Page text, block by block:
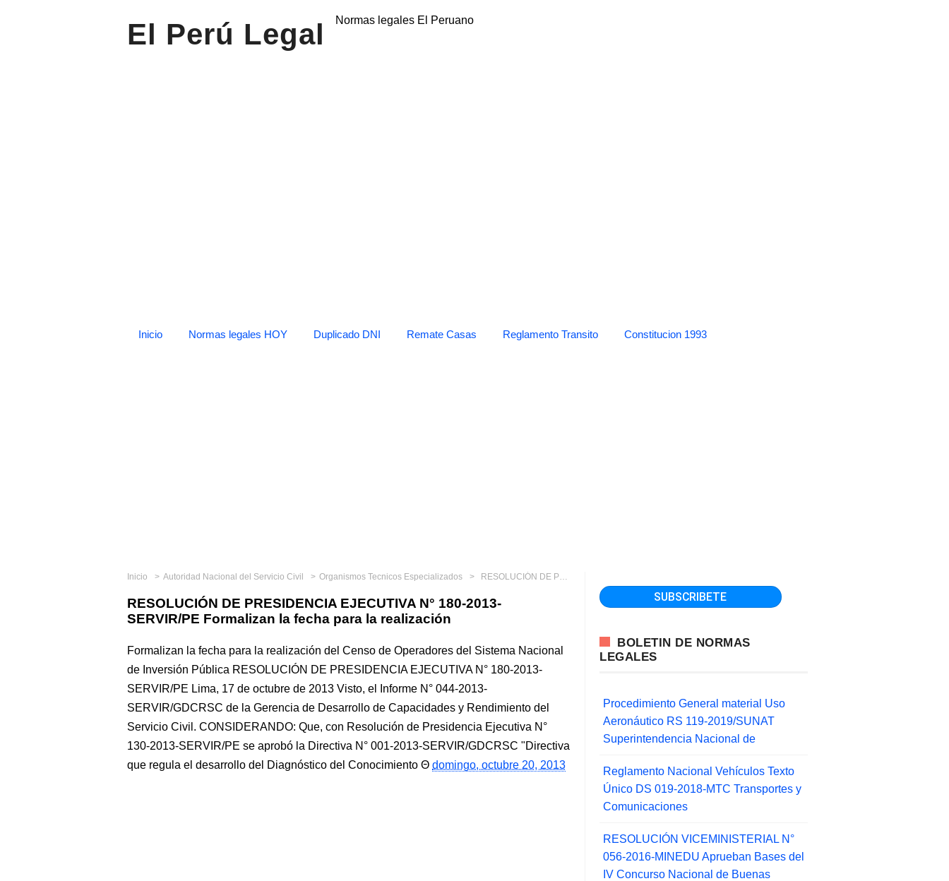
El Perú Legal Normas legales El Peruano
Inicio Normas legales HOY Duplicado DNI Remate Casas Reglamento Transito Constitucion 1993
Inicio Autoridad Nacional del Servicio Civil Organismos Tecnicos Especializados RESOLUCIÓN DE PRESIDENCIA EJECUTIVA N° 180-2013-SERVIR/PE Formalizan la fecha para la realización
RESOLUCIÓN DE PRESIDENCIA EJECUTIVA N° 180-2013-
SERVIR/PE Formalizan la fecha para la realización
Formalizan la fecha para la realización del Censo de Operadores del Sistema Nacional
de Inversión Pública RESOLUCIÓN DE PRESIDENCIA EJECUTIVA N° 180-2013-
SERVIR/PE Lima, 17 de octubre de 2013 Visto, el Informe N° 044-2013-
SERVIR/GDCRSC de la Gerencia de Desarrollo de Capacidades y Rendimiento del
Servicio Civil. CONSIDERANDO: Que, con Resolución de Presidencia Ejecutiva N°
130-2013-SERVIR/PE se aprobó la Directiva N° 001-2013-SERVIR/GDCRSC "Directiva
que regula el desarrollo del Diagnóstico del Conocimiento
domingo, octubre 20, 2013
BOLETIN DE NORMAS
LEGALES
Procedimiento General material Uso
Aeronáutico RS 119-2019/SUNAT
Superintendencia Nacional de
Reglamento Nacional Vehículos Texto
Único DS 019-2018-MTC Transportes y
Comunicaciones
RESOLUCIÓN VICEMINISTERIAL N°
056-2016-MINEDU Aprueban Bases del
IV Concurso Nacional de Buenas